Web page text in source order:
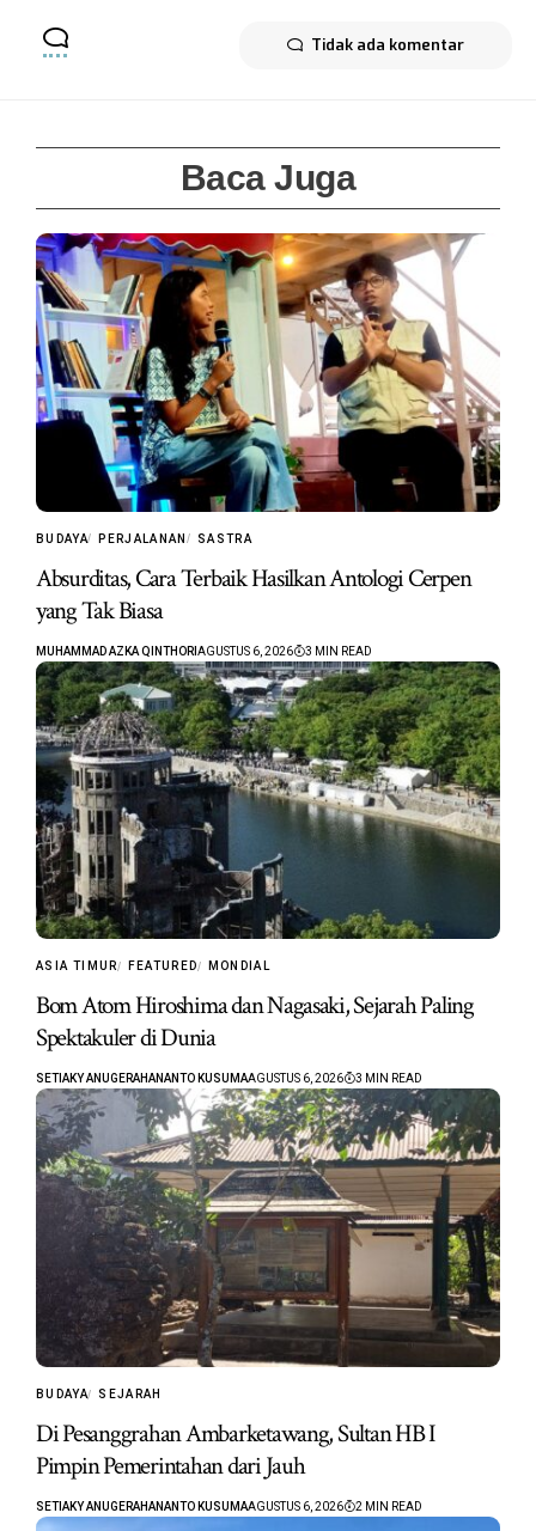
Tidak ada komentar
Baca Juga
BUDAYA PERJALANAN SASTRA
Absurditas, Cara Terbaik Hasilkan Antologi Cerpen
yang Tak Biasa
MUHAMMAD AZKA QINTHORI AGUSTUS 6, 2026 3 MIN READ
ASIA TIMUR FEATURED MONDIAL
Bom Atom Hiroshima dan Nagasaki, Sejarah Paling
Spektakuler di Dunia
SETIAKY ANUGERAHANANTO KUSUMAAGUSTUS 6, 2026 3 MIN READ
BUDAYA SEJARAH
Di Pesanggrahan Ambarketawang, Sultan HB I
Pimpin Pemerintahan dari Jauh
SETIAKY ANUGERAHANANTO KUSUMAAGUSTUS 6, 2026 2 MIN READ